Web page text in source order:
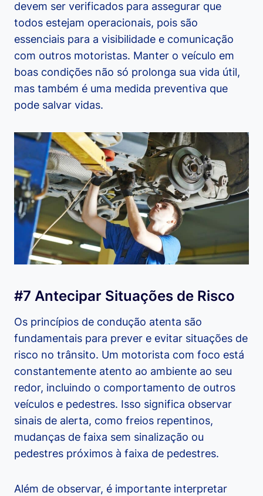
devem ser verificados para assegurar que
todos estejam operacionais, pois são
essenciais para a visibilidade e comunicação
com outros motoristas. Manter o veículo em
boas condições não só prolonga sua vida útil,
mas também é uma medida preventiva que
pode salvar vidas.
#7 Antecipar Situações de Risco
Os princípios de condução atenta são
fundamentais para prever e evitar situações de
risco no trânsito. Um motorista com foco está
constantemente atento ao ambiente ao seu
redor, incluindo o comportamento de outros
veículos e pedestres. Isso significa observar
sinais de alerta, como freios repentinos,
mudanças de faixa sem sinalização ou
pedestres próximos à faixa de pedestres.
Além de observar, é importante interpretar